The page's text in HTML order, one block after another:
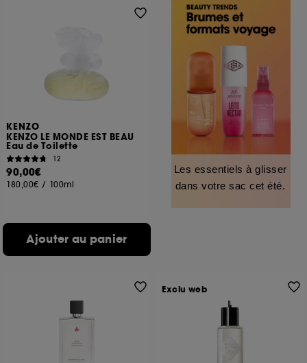
KENZO
KENZO LE MONDE EST BEAU
Eau de Toilette
12
90,00€
180,00€ / 100ml
Ajouter au panier
Les essentiels à glisser
dans votre sac cet été.
Exclu web